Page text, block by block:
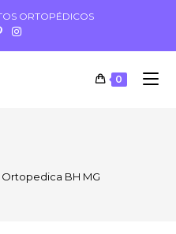
ORTOPÉDICOS
0
BH MG